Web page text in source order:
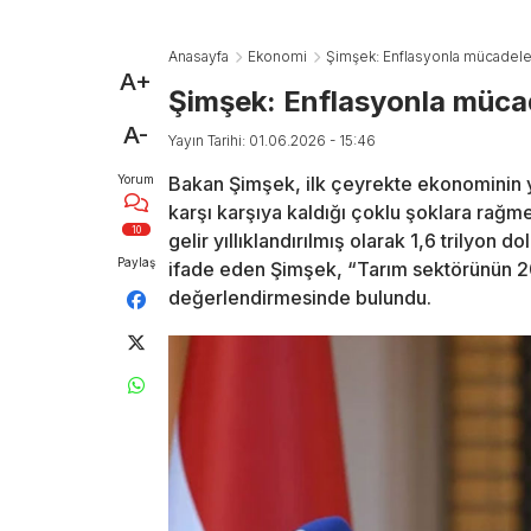
A+
A-
Yorum
10
Paylaş
Anasayfa Ekonomi Şimşek: Enflasyonla
Şimşek: Enflasyonla
Yayın Tarihi: 01.06.2026 - 15:46
Bakan Şimşek, ilk çeyrekte ekonominin
karşı karşıya kaldığı çoklu şoklara
gelir yıllıklandırılmış olarak 1,6 trilyon
ifade eden Şimşek, “Tarım sektörünün
değerlendirmesinde bulundu.